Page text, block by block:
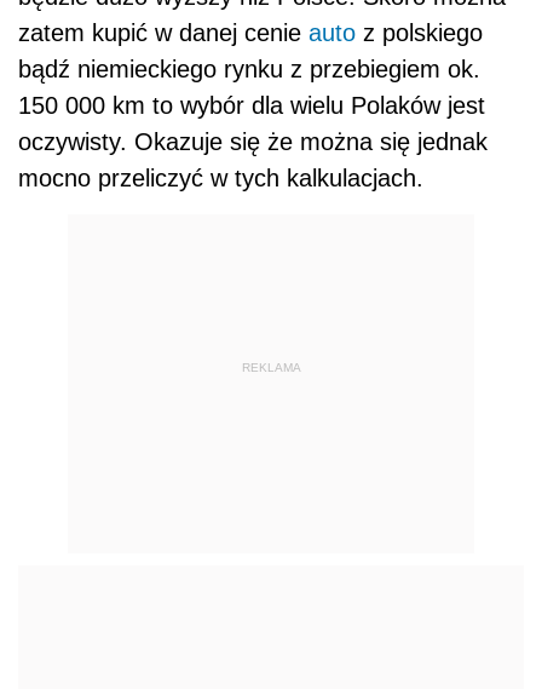
zatem kupić w danej cenie auto z polskiego
bądź niemieckiego rynku z przebiegiem ok.
150 000 km to wybór dla wielu Polaków jest
oczywisty. Okazuje się że można się jednak
mocno przeliczyć w tych kalkulacjach.
REKLAMA